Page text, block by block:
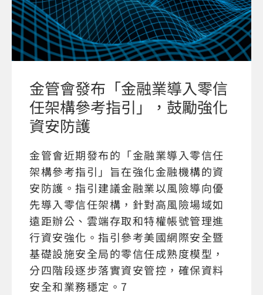
金管會發布「金融業導入零信
任架構參考指引」，鼓勵強化
資安防護
金管會近期發布的「金融業導入零信任
架構參考指引」旨在強化金融機構的資
安防護。指引建議金融業以風險導向優
先導入零信任架構，針對高風險場域如
遠距辦公、雲端存取和特權帳號管理進
行資安強化。指引參考美國網際安全暨
基礎設施安全局的零信任成熟度模型，
分四階段逐步落實資安管控，確保資料
安全和業務穩定。7